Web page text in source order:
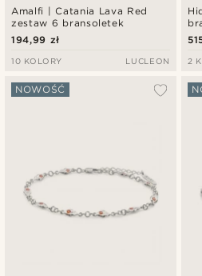
Amalfi | Catania Lava Red
zestaw 6 bransoletek
194,99 zł
10 KOLORY LUCLEON 2
NOWOŚĆ